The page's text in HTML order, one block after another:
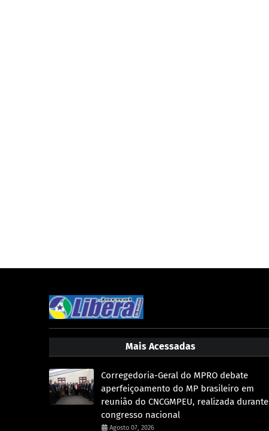
Mais Acessadas
Corregedoria-Geral do MPRO debate
aperfeiçoamento do MP brasileiro em
reunião do CNCGMPEU, realizada durante
congresso nacional
Agosto 07, 2026